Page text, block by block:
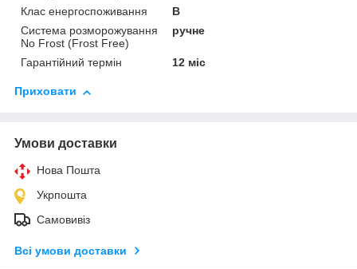
Клас енергоспоживання
B
Система розморожування
No Frost (Frost Free)
ручне
Гарантійний термін 12 міс
Приховати
Умови доставки
Нова Пошта
Укрпошта
Самовивіз
Всі умови доставки